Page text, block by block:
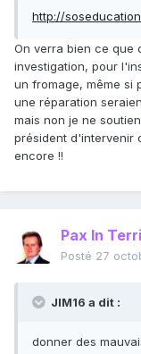
http://
On verra bien ce que
investigation, pour
un fromage, même si
une réparation
mais non je ne
président d'intervenir
encore !!
Pax In
Posté 27
JIM16 a dit :
donner des